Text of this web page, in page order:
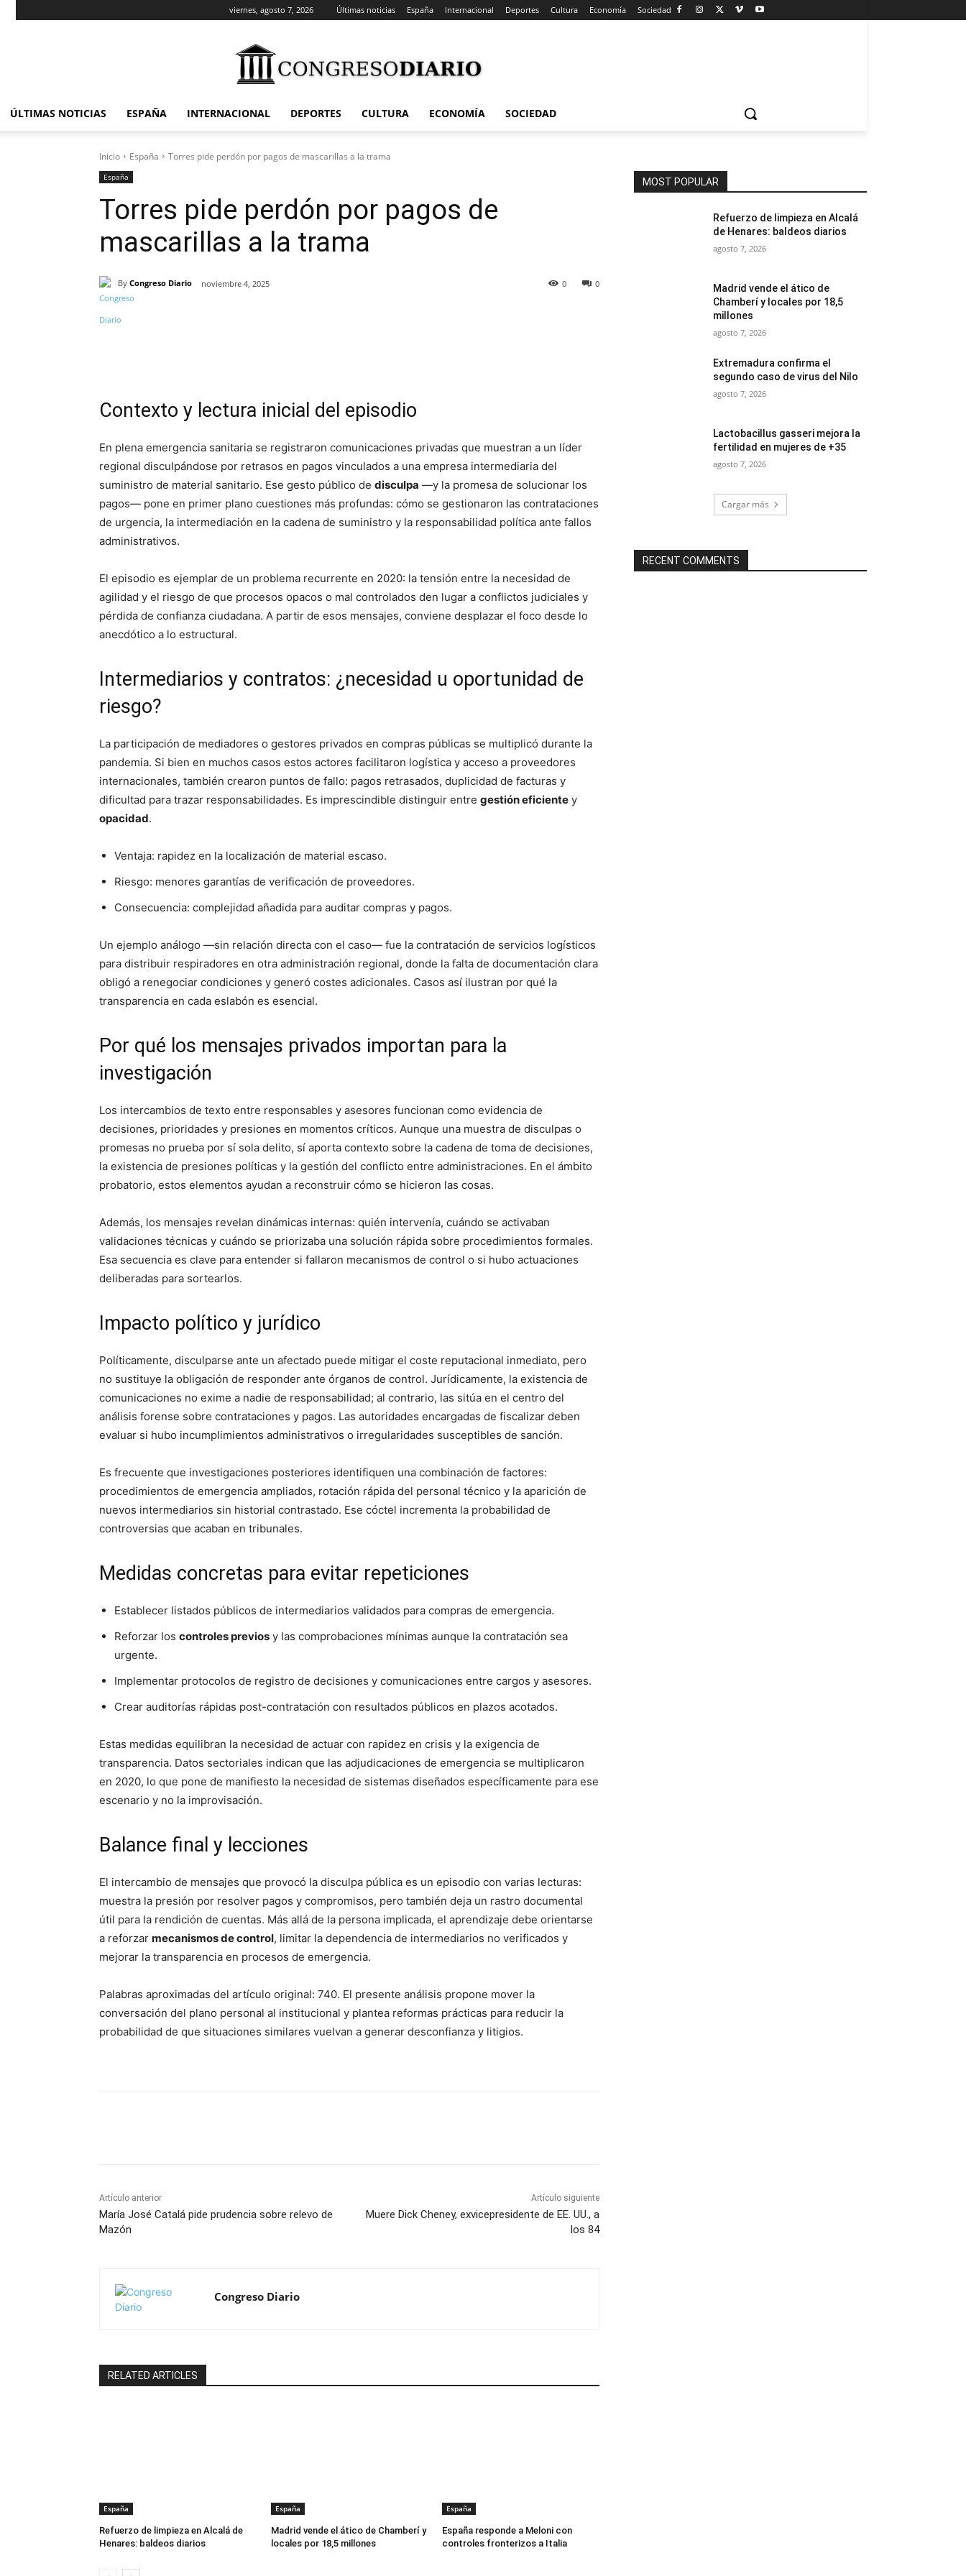
viernes, agosto 7, 2026 Últimas noticias España Internacional Deportes Cultura Economía Sociedad
ÚLTIMAS NOTICIAS ESPAÑA INTERNACIONAL DEPORTES CULTURA ECONOMÍA SOCIEDAD
Inicio España Torres pide perdón por pagos de mascarillas a la trama
España
Torres pide perdón por pagos de
mascarillas a la trama
By Congreso Diario noviembre 4, 2025 0
0
Contexto y lectura inicial del episodio
En plena emergencia sanitaria se registraron comunicaciones privadas que muestran a un líder
regional disculpándose por retrasos en pagos vinculados a una empresa intermediaria del
suministro de material sanitario. Ese gesto público de disculpa —y la promesa de solucionar los
pagos— pone en primer plano cuestiones más profundas: cómo se gestionaron las contrataciones
de urgencia, la intermediación en la cadena de suministro y la responsabilidad política ante fallos
administrativos.
El episodio es ejemplar de un problema recurrente en 2020: la tensión entre la necesidad de
agilidad y el riesgo de que procesos opacos o mal controlados den lugar a conflictos judiciales y
pérdida de confianza ciudadana. A partir de esos mensajes, conviene desplazar el foco desde lo
anecdótico a lo estructural.
Intermediarios y contratos: ¿necesidad u oportunidad de
riesgo?
La participación de mediadores o gestores privados en compras públicas se multiplicó durante la
pandemia. Si bien en muchos casos estos actores facilitaron logística y acceso a proveedores
internacionales, también crearon puntos de fallo: pagos retrasados, duplicidad de facturas y
dificultad para trazar responsabilidades. Es imprescindible distinguir entre gestión eficiente y
opacidad.
Ventaja: rapidez en la localización de material escaso.
Riesgo: menores garantías de verificación de proveedores.
Consecuencia: complejidad añadida para auditar compras y pagos.
Un ejemplo análogo —sin relación directa con el caso— fue la contratación de servicios logísticos
para distribuir respiradores en otra administración regional, donde la falta de documentación clara
obligó a renegociar condiciones y generó costes adicionales. Casos así ilustran por qué la
transparencia en cada eslabón es esencial.
Por qué los mensajes privados importan para la
investigación
Los intercambios de texto entre responsables y asesores funcionan como evidencia de
decisiones, prioridades y presiones en momentos críticos. Aunque una muestra de disculpas o
promesas no prueba por sí sola delito, sí aporta contexto sobre la cadena de toma de decisiones,
la existencia de presiones políticas y la gestión del conflicto entre administraciones. En el ámbito
probatorio, estos elementos ayudan a reconstruir cómo se hicieron las cosas.
Además, los mensajes revelan dinámicas internas: quién intervenía, cuándo se activaban
validaciones técnicas y cuándo se priorizaba una solución rápida sobre procedimientos formales.
Esa secuencia es clave para entender si fallaron mecanismos de control o si hubo actuaciones
deliberadas para sortearlos.
Impacto político y jurídico
Políticamente, disculparse ante un afectado puede mitigar el coste reputacional inmediato, pero
no sustituye la obligación de responder ante órganos de control. Jurídicamente, la existencia de
comunicaciones no exime a nadie de responsabilidad; al contrario, las sitúa en el centro del
análisis forense sobre contrataciones y pagos. Las autoridades encargadas de fiscalizar deben
evaluar si hubo incumplimientos administrativos o irregularidades susceptibles de sanción.
Es frecuente que investigaciones posteriores identifiquen una combinación de factores:
procedimientos de emergencia ampliados, rotación rápida del personal técnico y la aparición de
nuevos intermediarios sin historial contrastado. Ese cóctel incrementa la probabilidad de
controversias que acaban en tribunales.
Medidas concretas para evitar repeticiones
Establecer listados públicos de intermediarios validados para compras de emergencia.
Reforzar los controles previos y las comprobaciones mínimas aunque la contratación sea
urgente.
Implementar protocolos de registro de decisiones y comunicaciones entre cargos y asesores.
Crear auditorías rápidas post-contratación con resultados públicos en plazos acotados.
Estas medidas equilibran la necesidad de actuar con rapidez en crisis y la exigencia de
transparencia. Datos sectoriales indican que las adjudicaciones de emergencia se multiplicaron
en 2020, lo que pone de manifiesto la necesidad de sistemas diseñados específicamente para ese
escenario y no la improvisación.
Balance final y lecciones
El intercambio de mensajes que provocó la disculpa pública es un episodio con varias lecturas:
muestra la presión por resolver pagos y compromisos, pero también deja un rastro documental
útil para la rendición de cuentas. Más allá de la persona implicada, el aprendizaje debe orientarse
a reforzar mecanismos de control, limitar la dependencia de intermediarios no verificados y
mejorar la transparencia en procesos de emergencia.
Palabras aproximadas del artículo original: 740. El presente análisis propone mover la
conversación del plano personal al institucional y plantea reformas prácticas para reducir la
probabilidad de que situaciones similares vuelvan a generar desconfianza y litigios.
Artículo anterior
María José Catalá pide prudencia sobre relevo de
Mazón
Artículo siguiente
Muere Dick Cheney, exvicepresidente de EE. UU., a
los 84
Congreso Diario
RELATED ARTICLES
España
Refuerzo de limpieza en Alcalá de
Henares: baldeos diarios
España
Madrid vende el ático de Chamberí y
locales por 18,5 millones
España
España responde a Meloni con
controles fronterizos a Italia
MOST POPULAR
Refuerzo de limpieza en Alcalá
de Henares: baldeos diarios
agosto 7, 2026
Madrid vende el ático de
Chamberí y locales por 18,5
millones
agosto 7, 2026
Extremadura confirma el
segundo caso de virus del Nilo
agosto 7, 2026
Lactobacillus gasseri mejora la
fertilidad en mujeres de +35
agosto 7, 2026
Cargar más
RECENT COMMENTS